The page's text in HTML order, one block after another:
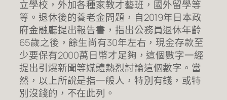
立學校，外加各種家教才藝班，國外留學等
等。退休後的養老金問題，自2019年日本政
府金融廳提出報告書，指出公務員退休年齡
65歲之後，餘生尚有30年左右，現金存款至
少要保有2000萬日幣才足夠，這個數字一經
提出引爆新聞等媒體熱烈討論這個數字。當
然，以上所說是指一般人，特別有錢，或特
別沒錢的，不在此列。